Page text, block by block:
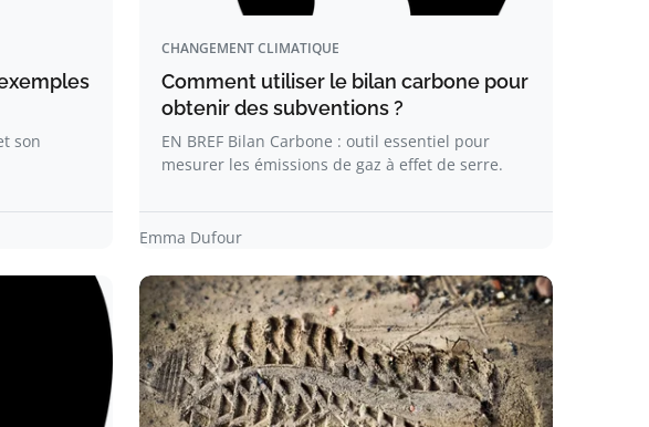
son
CHANGEMENT CLIMATIQUE
Comment utiliser le bilan carbone pour
obtenir des subventions ?
EN BREF Bilan Carbone : outil essentiel pour
mesurer les émissions de gaz à effet de serre.
Emma Dufour